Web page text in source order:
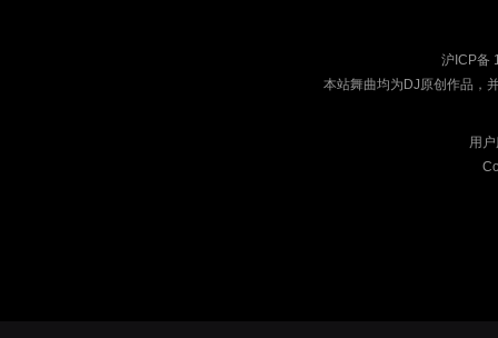
沪ICP备
本站舞曲均为DJ原创作品，
用